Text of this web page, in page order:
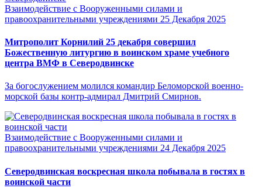
Взаимодействие с Вооруженными силами и
правоохранительными учреждениями 25 Декабря 2025
Митрополит Корнилий 25 декабря совершил
Божественную литургию в воинском храме учебного
центра ВМФ в Северодвинске
За богослужением молился командир Беломорской военно-
морской базы контр-адмирал Дмитрий Смирнов.
Взаимодействие с Вооруженными силами и
правоохранительными учреждениями 24 Декабря 2025
Северодвинская воскресная школа побывала в гостях в
воинской части